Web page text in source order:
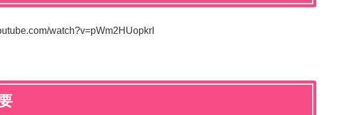
watch?v=pWm2HUopkrI